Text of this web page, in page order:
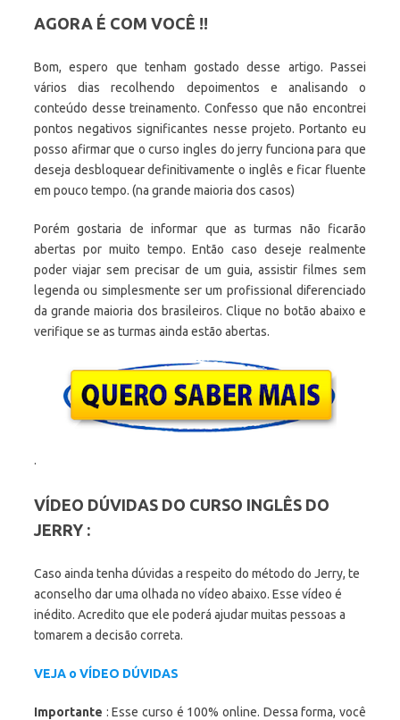
AGORA É COM VOCÊ !!
Bom, espero que tenham gostado desse artigo. Passei
vários dias recolhendo depoimentos e analisando o
conteúdo desse treinamento. Confesso que não encontrei
pontos negativos significantes nesse projeto. Portanto eu
posso afirmar que o curso ingles do jerry funciona para que
deseja desbloquear definitivamente o inglês e ficar fluente
em pouco tempo. (na grande maioria dos casos)
Porém gostaria de informar que as turmas não ficarão
abertas por muito tempo. Então caso deseje realmente
poder viajar sem precisar de um guia, assistir filmes sem
legenda ou simplesmente ser um profissional diferenciado
da grande maioria dos brasileiros. Clique no botão abaixo e
verifique se as turmas ainda estão abertas.
.
VÍDEO DÚVIDAS DO CURSO INGLÊS DO
JERRY :
Caso ainda tenha dúvidas a respeito do método do Jerry, te
aconselho dar uma olhada no vídeo abaixo. Esse vídeo é
inédito. Acredito que ele poderá ajudar muitas pessoas a
tomarem a decisão correta.
VEJA o VÍDEO DÚVIDAS
Importante : Esse curso é 100% online. Dessa forma, você